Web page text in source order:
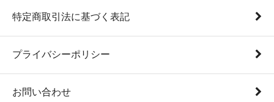
特定商取引法に基づく表記
プライバシーポリシー
お問い合わせ